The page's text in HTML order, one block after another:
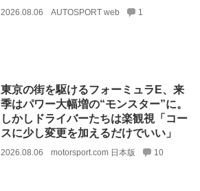
2026.08.06 AUTOSPORT web 1
東京の街を駆けるフォーミュラE、来
季はパワー大幅増の“モンスター”に。
しかしドライバーたちは楽観視「コー
スに少し変更を加えるだけでいい」
2026.08.06 motorsport.com 日本版 10